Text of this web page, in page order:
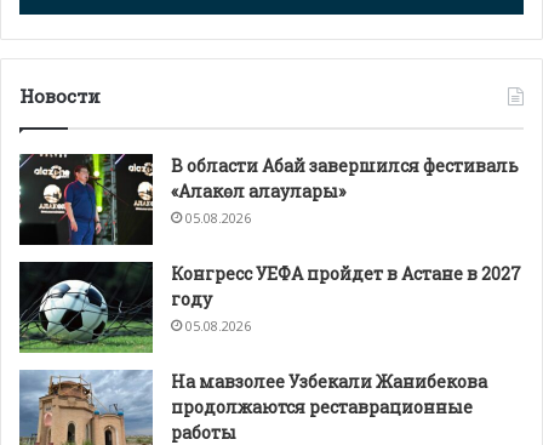
Новости
В области Абай завершился фестиваль
«Алакөл алаулары»
05.08.2026
Конгресс УЕФА пройдет в Астане в 2027
году
05.08.2026
На мавзолее Узбекали Жанибекова
продолжаются реставрационные
работы